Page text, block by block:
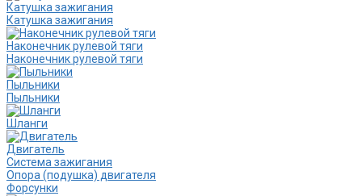
Катушка зажигания
Катушка зажигания
Наконечник рулевой тяги
Наконечник рулевой тяги
Пыльники
Пыльники
Шланги
Двигатель
Система зажигания
Опора (подушка) двигателя
Форсунки